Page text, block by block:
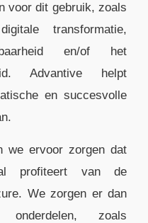
voor dit gebruik, zoals
transformatie,
en/of het
Advantive helpt
en succesvolle
we ervoor zorgen dat
profiteert van de
We zorgen er dan
zoals